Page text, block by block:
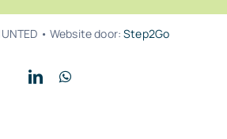
• Website door:Step2Go